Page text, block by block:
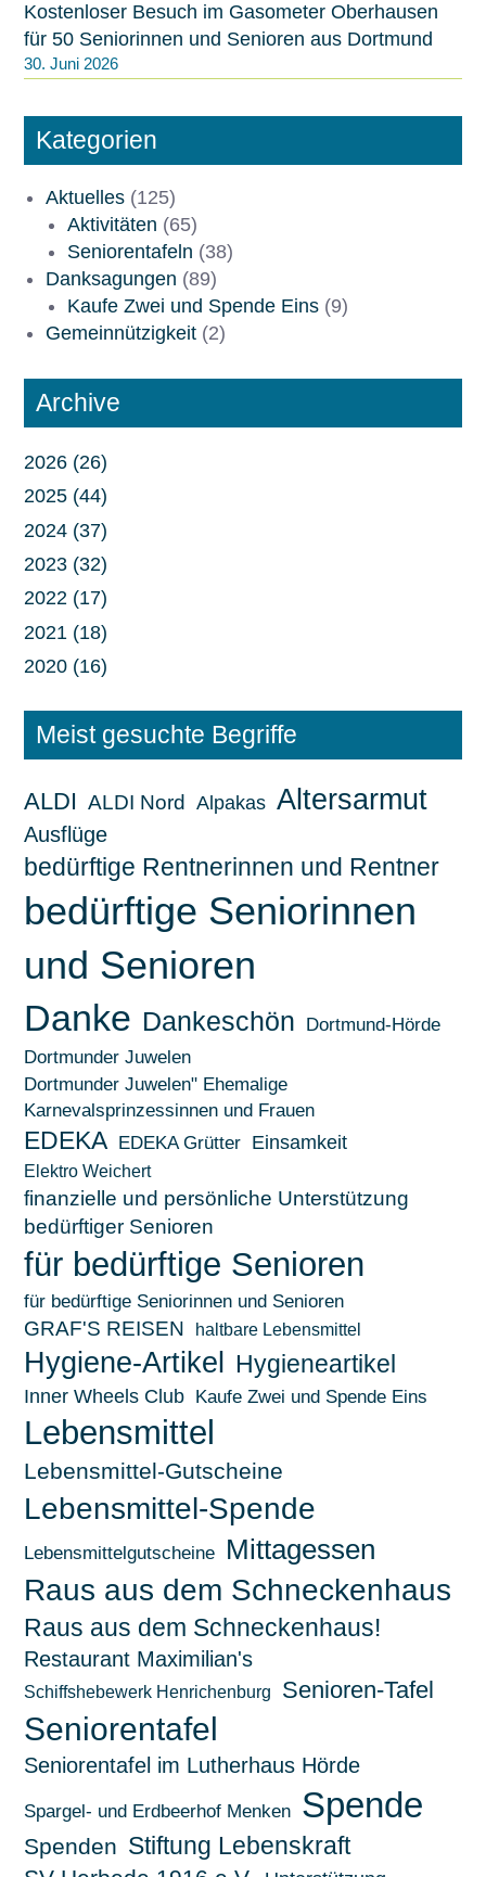
Kostenloser Besuch im Gasometer Oberhausen
für 50 Seniorinnen und Senioren aus Dortmund
30. Juni 2026
Kategorien
Aktuelles(125)
Aktivitäten (65)
Seniorentafeln (38)
Danksagungen (89)
Kaufe Zwei und Spende Eins(9)
Gemeinnützigkeit(2)
Archive
2026 (26)
2025 (44)
2024 (37)
2023 (32)
2022 (17)
2021 (18)
2020 (16)
Meist gesuchte Begriffe
ALDI ALDI Nord Alpakas Altersarmut
Ausflüge
bedürftige Rentnerinnen und Rentner
bedürftige Seniorinnen
und Senioren
Danke Dankeschön Dortmund-Hörde
Dortmunder Juwelen
Dortmunder Juwelen" Ehemalige
Karnevalsprinzessinnen und Frauen
EDEKA EDEKA Grütter Einsamkeit
Elektro Weichert
finanzielle und persönliche Unterstützung
bedürftiger Senioren
für bedürftige Senioren
für bedürftige Seniorinnen und Senioren
GRAF'S REISEN haltbare Lebensmittel
Hygiene-Artikel Hygieneartikel
Inner Wheels Club Kaufe Zwei und Spende Eins
Lebensmittel
Lebensmittel-Gutscheine
Lebensmittel-Spende
Lebensmittelgutscheine Mittagessen
Raus aus dem Schneckenhaus
Raus aus dem Schneckenhaus!
Restaurant Maximilian's
Schiffshebewerk Henrichenburg Senioren-Tafel
Seniorentafel
Seniorentafel im Lutherhaus Hörde
Spargel- und Erdbeerhof Menken Spende
Spenden Stiftung Lebenskraft